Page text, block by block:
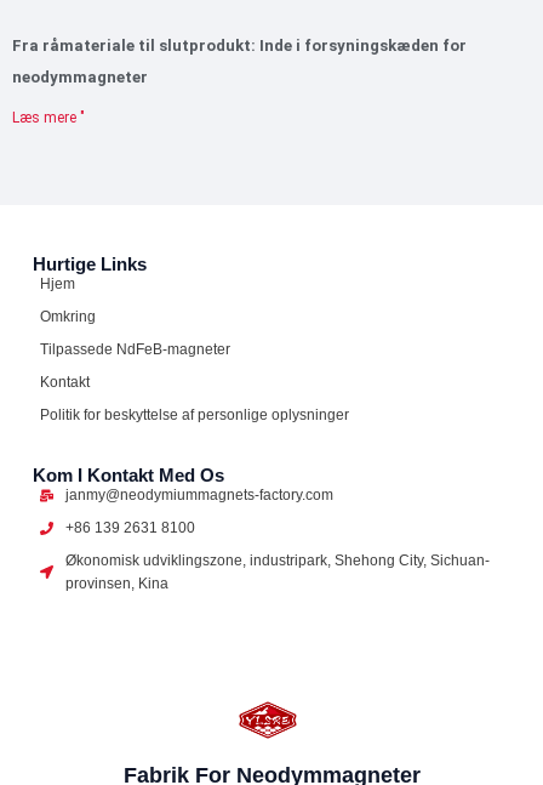
Fra råmateriale til slutprodukt: Inde i forsyningskæden for
neodymmagneter
Læs mere "
Fabrik For Neodymmagneter
Hurtige Links
Hjem
Omkring
Tilpassede NdFeB-magneter
Kontakt
Politik for beskyttelse af personlige oplysninger
Kom I Kontakt Med Os
janmy@neodymiummagnets-factory.com
+86 139 2631 8100
Økonomisk udviklingszone, industripark, Shehong City, Sichuan-
provinsen, Kina